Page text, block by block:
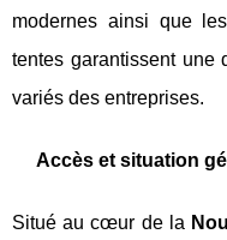
modernes ainsi que
tentes garantissent une
variés des entreprises.
Accès et situation
Situé au cœur de la